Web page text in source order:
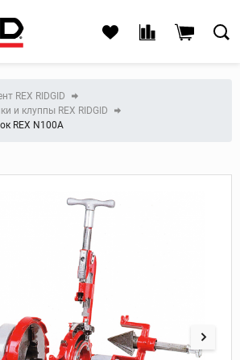
REX RIDGID
и клуппы REX RIDGID
REX N100A